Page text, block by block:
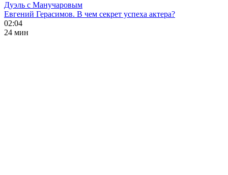
Дуэль с Манучаровым
Евгений Герасимов. В чем секрет успеха актера?
02:04
24 мин